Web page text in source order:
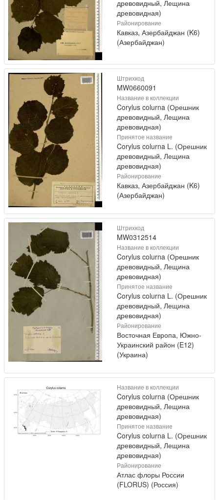
древовидный, Лещина
древовидная)
Районирование
Кавказ, Азербайджан (K6)
(Азербайджан)
Штрихкод
MW0660091
Название в коллекции
Corylus colurna (Орешник
древовидный, Лещина
древовидная)
Принятое название
Corylus colurna L. (Орешник
древовидный, Лещина
древовидная)
Районирование
Кавказ, Азербайджан (K6)
(Азербайджан)
Штрихкод
MW0312514
Название в коллекции
Corylus colurna (Орешник
древовидный, Лещина
древовидная)
Принятое название
Corylus colurna L. (Орешник
древовидный, Лещина
древовидная)
Районирование
Восточная Европа, Южно-
Украинский район (E12)
(Украина)
Название в коллекции
Corylus colurna (Орешник
древовидный, Лещина
древовидная)
Принятое название
Corylus colurna L. (Орешник
древовидный, Лещина
древовидная)
Районирование
Атлас флоры России
(FLORUS) (Россия)